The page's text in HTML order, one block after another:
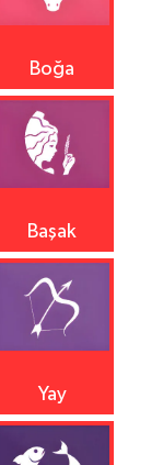
Boğa
Başak
Yay